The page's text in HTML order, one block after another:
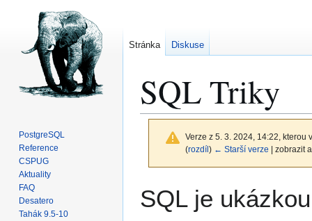
SQL Triky
Verze z 5. 3. 2024, 14:22, kterou
(rozdíl ) ← Starší verze | zobrazit
na
na
SQL je
Stránka Diskuse
PostgreSQL
Reference
CSPUG
Aktuality
FAQ
Desatero
Tahák 9.5-10